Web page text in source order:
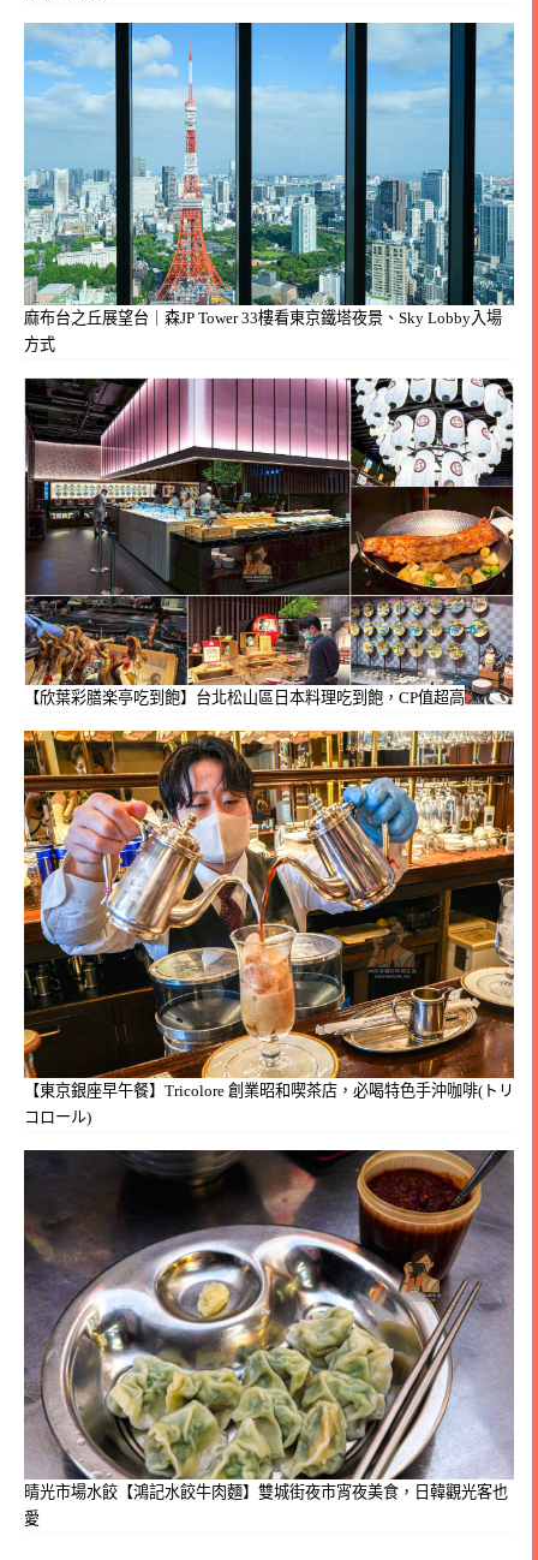
麻布台之丘展望台｜森JP Tower 33樓看東京鐵塔夜景、Sky Lobby入場
方式
【欣葉彩膳楽亭吃到飽】台北松山區日本料理吃到飽，CP值超高
【東京銀座早午餐】Tricolore 創業昭和喫茶店，必喝特色手沖咖啡(トリ
コロール)
晴光市場水餃【鴻記水餃牛肉麵】雙城街夜市宵夜美食，日韓觀光客也
愛